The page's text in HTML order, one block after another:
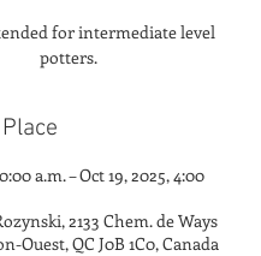
for intermediate level
potters.
a.m. – Oct 19, 2025, 4:00
2133 Chem. de Ways
Ouest, QC J0B 1C0, Canada